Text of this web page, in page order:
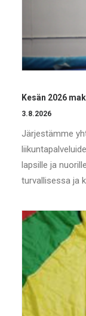
Kesän 2026
3.8.2026
Järjestämme
lapsille ja
turvallisessa ja